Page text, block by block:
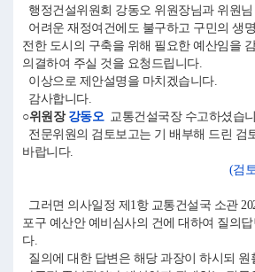
행정건설위원회 강동오 위원장님과 위원
어려운 재정여건에도 불구하고 구민의 생
전한 도시의 구축을 위해 필요한 예산임을
의결하여 주실 것을 요청드립니다.
이상으로 제안설명을 마치겠습니다.
감사합니다.
○위원장 강동오교통건설국장 수고하셨습
전문위원의 검토보고는 기 배부해 드린 검
바랍니다.
(검
그러면 의사일정 제1항 교통건설국 소관
포구 예산안 예비심사의 건에 대하여 질의
다.
질의에 대한 답변은 해당 과장이 하시되 원